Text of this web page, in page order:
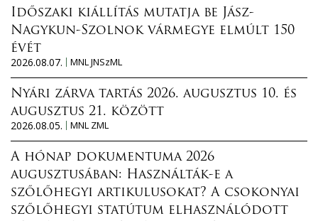
Időszaki kiállítás mutatja be Jász-
Nagykun-Szolnok vármegye elmúlt 150
évét
2026.08.07.
MNL JNSzML
Nyári zárva tartás 2026. augusztus 10. és
augusztus 21. között
2026.08.05.
MNL ZML
A hónap dokumentuma 2026
augusztusában: Használták-e a
szőlőhegyi artikulusokat? A csokonyai
szőlőhegyi statútum elhasználódott